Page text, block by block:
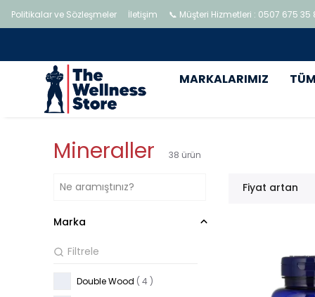
Politikalar ve Sözleşmeler İletişim 📞 Müşteri Hizmetleri : 0507 675 35
MARKALARIMIZ
Mineraller 38 ürün
Fiyat artan
Marka
Double Wood ( 4 )